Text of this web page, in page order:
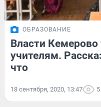
ОБРАЗОВАНИЕ
Власти Кемерово
учителям.
что
18 сентября, 2020, 13:47